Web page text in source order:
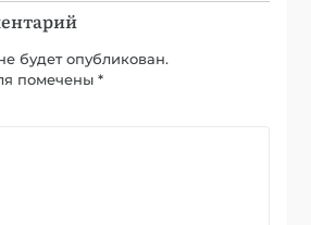
будет опубликован.
помечены*